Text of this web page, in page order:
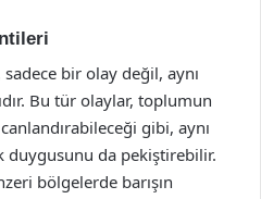
sadece bir olay değil, aynı
Bu tür olaylar, toplumun
gibi, aynı
duygusunu da pekiştirebilir.
bölgelerde barışın